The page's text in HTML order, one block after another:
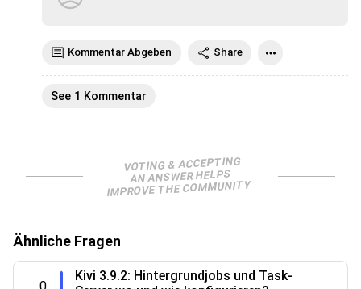
Kommentar Abgeben Share
See 1 Kommentar
VOTING & ACCEPTING
AN ANSWER HELPS
IMPROVE THE COMMUNITY
Ähnliche Fragen
Kivi 3.9.2: Hintergrundjobs und Task-